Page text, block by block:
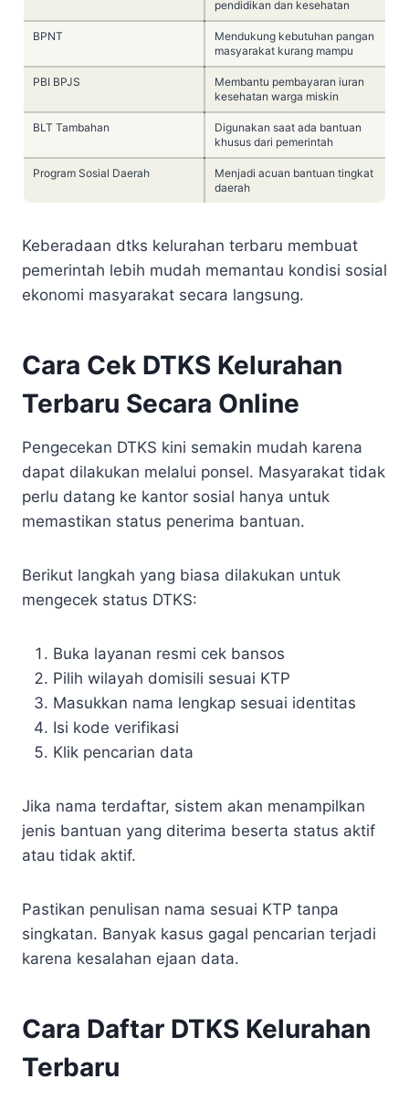
pendidikan dan kesehatan
BPNT
Mendukung kebutuhan pangan
masyarakat kurang mampu
PBI BPJS
Membantu pembayaran iuran
kesehatan warga miskin
BLT Tambahan
Digunakan saat ada bantuan
khusus dari pemerintah
Program Sosial Daerah
Menjadi acuan bantuan tingkat
daerah
Keberadaan dtks kelurahan terbaru membuat
pemerintah lebih mudah memantau kondisi sosial
ekonomi masyarakat secara langsung.
Cara Cek DTKS Kelurahan
Terbaru Secara Online
Pengecekan DTKS kini semakin mudah karena
dapat dilakukan melalui ponsel. Masyarakat tidak
perlu datang ke kantor sosial hanya untuk
memastikan status penerima bantuan.
Berikut langkah yang biasa dilakukan untuk
mengecek status DTKS:
Buka layanan resmi cek bansos
Pilih wilayah domisili sesuai KTP
Masukkan nama lengkap sesuai identitas
Isi kode verifikasi
Klik pencarian data
Jika nama terdaftar, sistem akan menampilkan
jenis bantuan yang diterima beserta status aktif
atau tidak aktif.
Pastikan penulisan nama sesuai KTP tanpa
singkatan. Banyak kasus gagal pencarian terjadi
karena kesalahan ejaan data.
Cara Daftar DTKS Kelurahan
Terbaru